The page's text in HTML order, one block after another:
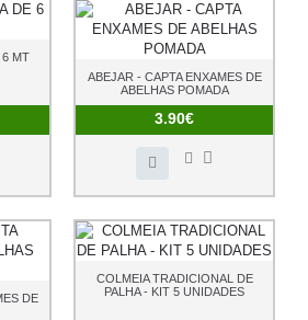
6 MT
ABEJAR - CAPTA ENXAMES DE
ABELHAS POMADA
3.90€
DE
COLMEIA TRADICIONAL DE
PALHA - KIT 5 UNIDADES